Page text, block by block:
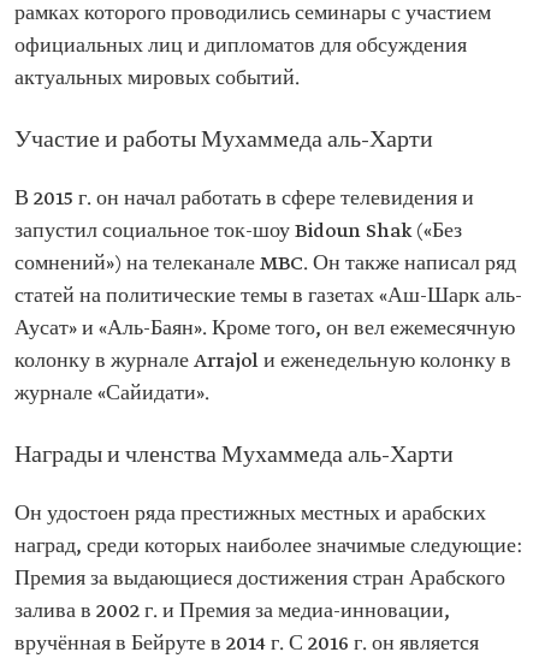
рамках которого проводились семинары с участием
официальных лиц и дипломатов для обсуждения
актуальных мировых событий.
Участие и работы Мухаммеда аль-Харти
В 2015 г. он начал работать в сфере телевидения и
запустил социальное ток-шоу Bidoun Shak («Без
сомнений») на телеканале MBC. Он также написал ряд
статей на политические темы в газетах «Аш-Шарк аль-
Аусат» и «Аль-Баян». Кроме того, он вел ежемесячную
колонку в журнале Arrajol и еженедельную колонку в
журнале «Сайидати».
Награды и членства Мухаммеда аль-Харти
Он удостоен ряда престижных местных и арабских
наград, среди которых наиболее значимые следующие:
Премия за выдающиеся достижения стран Арабского
залива в 2002 г. и Премия за медиа-инновации,
вручённая в Бейруте в 2014 г. С 2016 г. он является